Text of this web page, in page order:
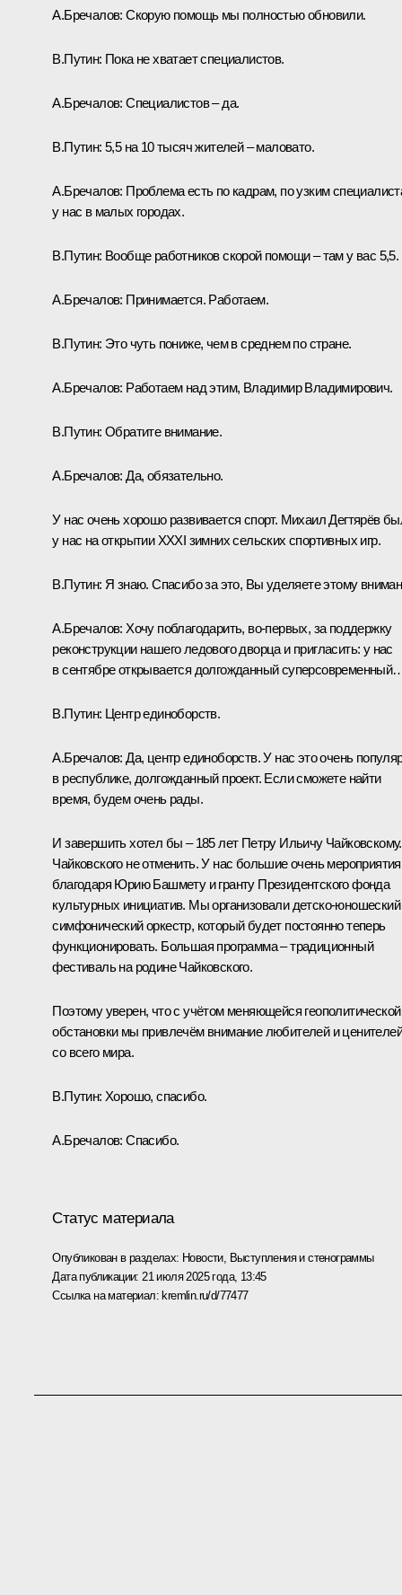
А.Бречалов: Скорую помощь мы полностью обновили.
В.Путин: Пока не хватает специалистов.
А.Бречалов: Специалистов – да.
В.Путин: 5,5 на 10 тысяч жителей – маловато.
А.Бречалов: Проблема есть по кадрам, по узким
у нас в малых городах.
В.Путин: Вообще работников скорой помощи – там у вас 5,5.
А.Бречалов: Принимается. Работаем.
В.Путин: Это чуть пониже, чем в среднем по стране.
А.Бречалов: Работаем над этим, Владимир Владимирович.
В.Путин: Обратите внимание.
А.Бречалов: Да, обязательно.
У нас очень хорошо развивается спорт. Михаил Дегтярёв
у нас на открытии XXXI зимних сельских спортивных игр.
В.Путин: Я знаю. Спасибо за это, Вы уделяете этому
А.Бречалов: Хочу поблагодарить, во-первых, за поддержку
реконструкции нашего ледового дворца и пригласить: у нас
в сентябре открывается долгожданный
В.Путин: Центр единоборств.
А.Бречалов: Да, центр единоборств. У нас это очень
в республике, долгожданный проект. Если сможете найти
время, будем очень рады.
И завершить хотел бы – 185 лет Петру Ильичу Чайковскому.
Чайковского не отменить. У нас большие очень мероприятия
благодаря Юрию Башмету и гранту Президентского фонда
культурных инициатив. Мы организовали детско-юношеский
симфонический оркестр, который будет постоянно теперь
функционировать. Большая программа – традиционный
фестиваль на родине Чайковского.
Поэтому уверен, что с учётом меняющейся геополитической
обстановки мы привлечём внимание любителей и ценителей
со всего мира.
В.Путин: Хорошо, спасибо.
А.Бречалов: Спасибо.
Статус материала
Опубликован в разделах: Новости, Выступления и стенограммы
Дата публикации: 21 июля 2025 года, 13:45
Ссылка на материал: kremlin.ru/d/77477